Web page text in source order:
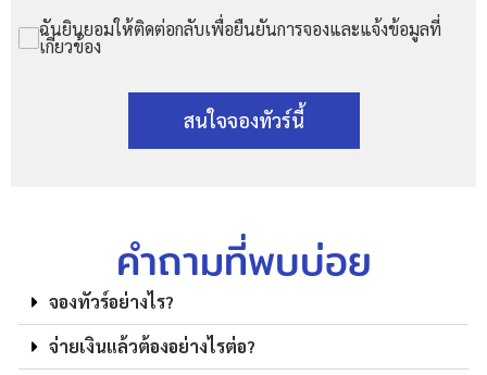
ฉันยินยอมให้ติดต่อกลับเพื่อยืนยันการจองและแจ้งข้อมูลที่
เกี่ยวข้อง
สนใจจองทัวร์นี้
คำถามที่พบบ่อย
จองทัวร์อย่างไร?
จ่ายเงินแล้วต้องอย่างไรต่อ?